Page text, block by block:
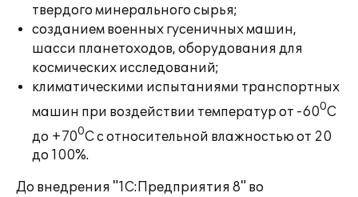
твердого минерального сырья;
созданием военных гусеничных машин,
шасси планетоходов, оборудования для
космических исследований;
климатическими испытаниями транспортных
машин при воздействии температур от -600С
до +700С с относительной влажностью от 20
до 100%.
До внедрения "1С:Предприятия 8" во